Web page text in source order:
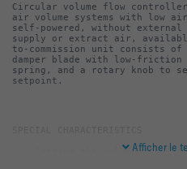
Circular volume flow
air volume systems with low
self-powered, without
supply or extract air,
to-commission unit consists
damper blade with low-
spring, and a rotary knob to
setpoint.
-   Setting the volume flow
Afficher le